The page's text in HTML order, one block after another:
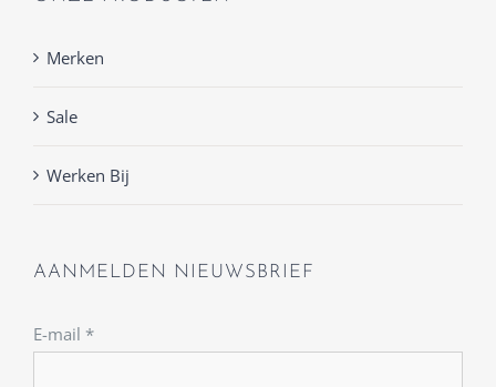
Merken
Sale
Werken Bij
AANMELDEN NIEUWSBRIEF
E-mail *